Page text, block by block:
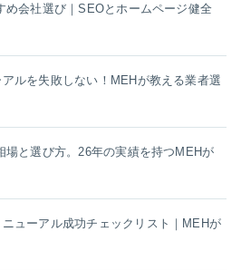
め会社選び｜SEOとホームページ健全
ルを失敗しない！MEHが教える業者選
場と選び方。26年の実績を持つMEHが
ューアル成功チェックリスト｜MEHが